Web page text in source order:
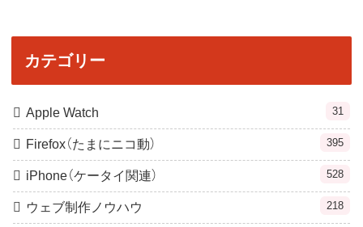
カテゴリー
Apple Watch 31
Firefox（たまにニコ動） 395
iPhone（ケータイ関連） 528
ウェブ制作ノウハウ 218